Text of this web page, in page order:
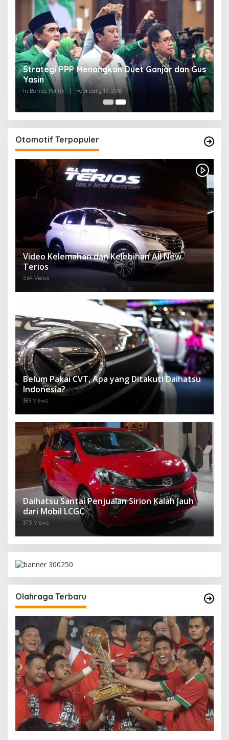
Strategi PPP Menangkan Duet Ganjar dan Gus
Yasin
In Berita, Politik February 19, 2018
Otomotif Terpopuler
Video Kelemahan dan Kelebihan All New
Terios
564 Views
Belum Pakai CVT, Apa yang Ditakuti Daihatsu
Indonesia?
389 Views
Daihatsu Santai Penjualan Sirion Kalah Jauh
dari Mobil LCGC
375 Views
Olahraga Terbaru